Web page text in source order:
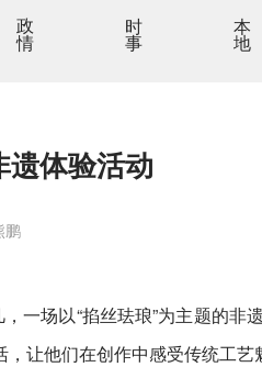
政情 时事 本地
体验活动
鹏
一场以“掐丝珐琅”为主题的非
让他们在创作中感受传统工艺